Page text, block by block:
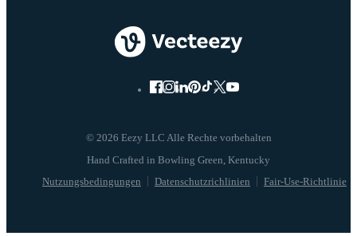
© 2026 Eezy LLC Alle Rechte vorbehalten
Nutzungsbedingungen Datenschutzrichlinien Fair-Use-Richtlinie